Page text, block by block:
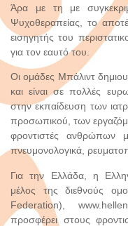
Άρα με τη με
Ψυχοθεραπείας, το
εισηγητής του
για τον εαυτό του.
Οι ομάδες Μπάλιντ
και είναι σε πολλές
στην εκπαίδευση των
προσωπικού, των
φροντιστές ανθρώπων
πνευμονολογικά,
Για την Ελλάδα, η
μέλος της διεθνούς
Federation),
προσφέρει στους